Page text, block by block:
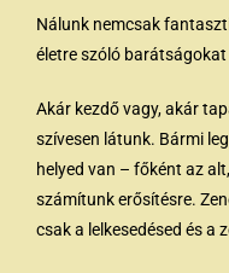
Nálunk nemcsak
életre szóló
Akár kezdő vagy, akár
szívesen látunk. Bármi
helyed van – főként az
számítunk erősítésre.
csak a lelkesedésed és a